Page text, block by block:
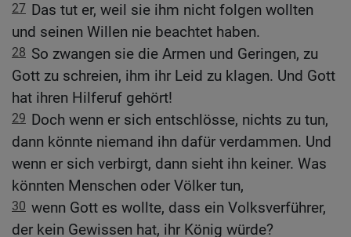
27 Das tut er, weil sie ihm nicht folgen wollten
und seinen Willen nie beachtet haben.
28 So zwangen sie die Armen und Geringen, zu
Gott zu schreien, ihm ihr Leid zu klagen. Und Gott
hat ihren Hilferuf gehört!
29 Doch wenn er sich entschlösse, nichts zu tun,
dann könnte niemand ihn dafür verdammen. Und
wenn er sich verbirgt, dann sieht ihn keiner. Was
könnten Menschen oder Völker tun,
30 wenn Gott es wollte, dass ein Volksverführer,
der kein Gewissen hat, ihr König würde?